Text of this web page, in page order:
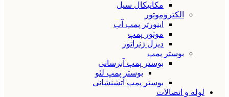
مکانیکال سیل
الکتروموتور
اینورتر پمپ آب
موتور پمپ
دیزل ژنراتور
بوستر پمپ
بوستر پمپ آبرسانی
بوستر پمپ لئو
بوستر پمپ آتشنشانی
لوله و اتصالات